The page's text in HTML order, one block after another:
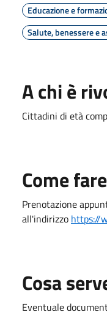
Educazione e
Salute, benessere e
A chi è
Cittadini di età
Come fare
Prenotazione
all'indirizzo https://
Cosa
Eventuale